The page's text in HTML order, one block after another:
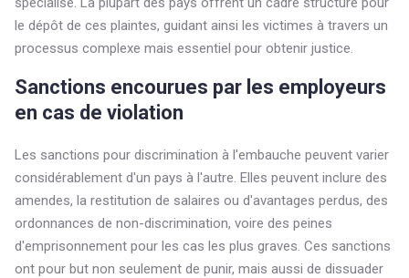
le dépôt de ces plaintes, guidant ainsi les victimes à travers un
processus complexe mais essentiel pour obtenir justice.
Sanctions encourues par les employeurs
en cas de violation
Les sanctions pour discrimination à l'embauche peuvent varier
considérablement d'un pays à l'autre. Elles peuvent inclure des
amendes, la restitution de salaires ou d'avantages perdus, des
ordonnances de non-discrimination, voire des peines
d'emprisonnement pour les cas les plus graves. Ces sanctions
ont pour but non seulement de punir, mais aussi de dissuader